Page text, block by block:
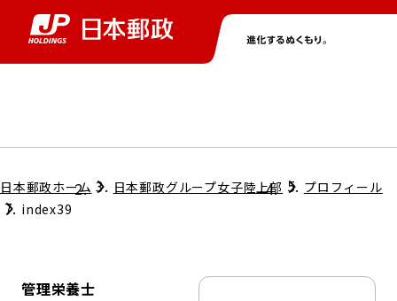
グループ情報トップ
株主・投資家情報トップ
ニューストップ
サステナビリティトップ
採用情報トップ
日本郵政ホーム 日本郵政グループ女子陸上部
プロフィール
index39
管理栄養士